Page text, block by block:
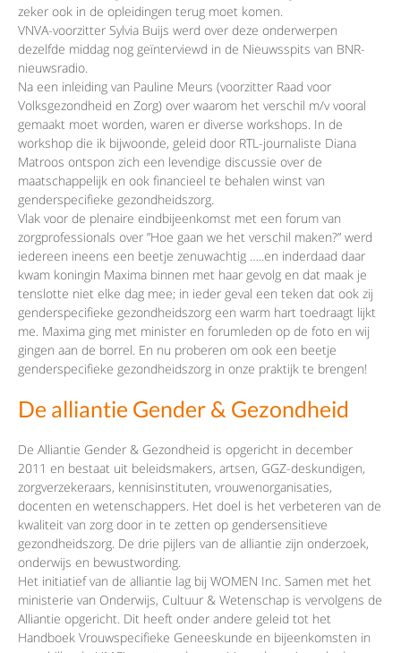
zeker ook in de opleidingen terug moet komen.
VNVA-voorzitter Sylvia Buijs werd over deze onderwerpen
dezelfde middag nog geïnterviewd in de Nieuwsspits van BNR-
nieuwsradio.
Na een inleiding van Pauline Meurs (voorzitter Raad voor
Volksgezondheid en Zorg) over waarom het verschil m/v vooral
gemaakt moet worden, waren er diverse workshops. In de
workshop die ik bijwoonde, geleid door RTL-journaliste Diana
Matroos ontspon zich een levendige discussie over de
maatschappelijk en ook financieel te behalen winst van
genderspecifieke gezondheidszorg.
Vlak voor de plenaire eindbijeenkomst met een forum van
zorgprofessionals over ”Hoe gaan we het verschil maken?” werd
iedereen ineens een beetje zenuwachtig …..en inderdaad daar
kwam koningin Maxima binnen met haar gevolg en dat maak je
tenslotte niet elke dag mee; in ieder geval een teken dat ook zij
genderspecifieke gezondheidszorg een warm hart toedraagt lijkt
me. Maxima ging met minister en forumleden op de foto en wij
gingen aan de borrel. En nu proberen om ook een beetje
genderspecifieke gezondheidszorg in onze praktijk te brengen!
De alliantie Gender & Gezondheid
De Alliantie Gender & Gezondheid is opgericht in december
2011 en bestaat uit beleidsmakers, artsen, GGZ-deskundigen,
zorgverzekeraars, kennisinstituten, vrouwenorganisaties,
docenten en wetenschappers. Het doel is het verbeteren van de
kwaliteit van zorg door in te zetten op gendersensitieve
gezondheidszorg. De drie pijlers van de alliantie zijn onderzoek,
onderwijs en bewustwording.
Het initiatief van de alliantie lag bij WOMEN Inc. Samen met het
ministerie van Onderwijs, Cultuur & Wetenschap is vervolgens de
Alliantie opgericht. Dit heeft onder andere geleid tot het
Handboek Vrouwspecifieke Geneeskunde en bijeenkomsten in